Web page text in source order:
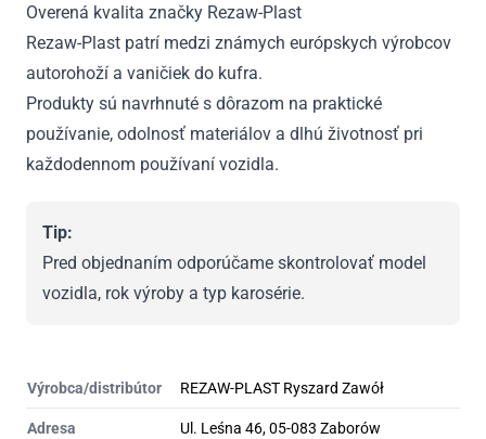
Overená kvalita značky Rezaw-Plast
Rezaw-Plast patrí medzi známych európskych výrobcov
autorohoží a vaničiek do kufra.
Produkty sú navrhnuté s dôrazom na praktické
používanie, odolnosť materiálov a dlhú životnosť pri
každodennom používaní vozidla.
Tip:
Pred objednaním odporúčame skontrolovať model
vozidla, rok výroby a typ karosérie.
Výrobca/distribútor REZAW-PLAST Ryszard Zawół
Adresa Ul. Leśna 46, 05-083 Zaborów